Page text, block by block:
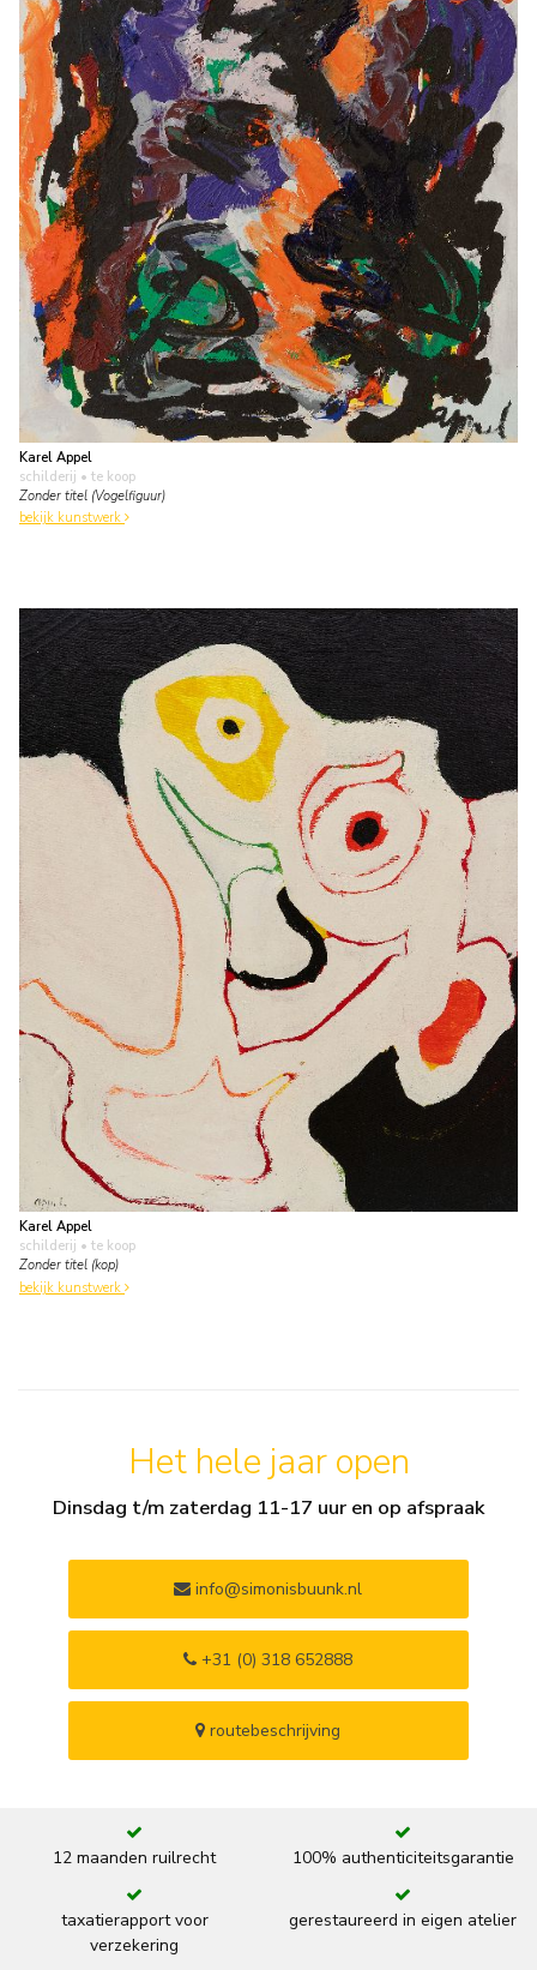
Karel Appel
schilderij • te koop
Zonder titel (Vogelfiguur)
bekijk kunstwerk
Karel Appel
schilderij • te koop
Zonder titel (kop)
bekijk kunstwerk
Het hele jaar open
Dinsdag t/m zaterdag 11-17 uur en op afspraak
info@simonisbuunk.nl
+31 (0) 318 652888
routebeschrijving
12 maanden ruilrecht 100% authenticiteitsgarantie
taxatierapport voor
verzekering
gerestaureerd in eigen atelier